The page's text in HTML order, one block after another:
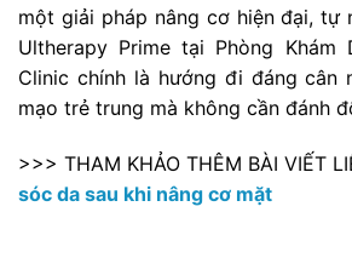
một giải pháp nâng cơ hiện đại, tự
Ultherapy Prime tại Phòng Khám
Clinic chính là hướng đi đáng cân
mạo trẻ trung mà không cần đánh
>>> THAM KHẢO THÊM BÀI VIẾT
sóc da sau khi nâng cơ mặt